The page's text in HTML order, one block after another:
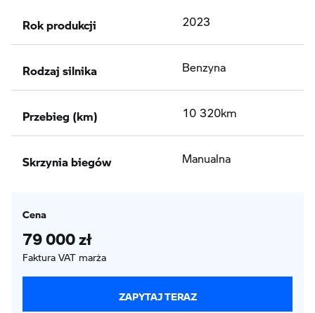
Rok produkcji 2023
Rodzaj silnika Benzyna
Przebieg (km) 10 320km
Skrzynia biegów Manualna
Cena
79 000 zł
Faktura VAT marża
ZAPYTAJ TERAZ